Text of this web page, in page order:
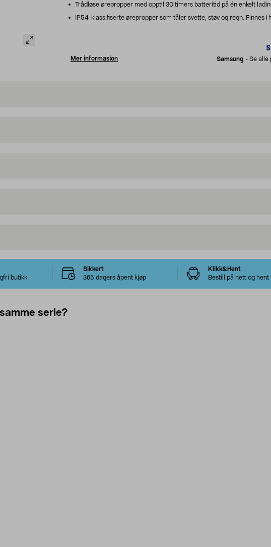
Trådløse ørepropper med opptil 30 timers batteritid på én enkelt
IP54-klassifiserte ørepropper som tåler svette, støv og regn. Finnes i
Mer informasjon Samsung - Se alle
butikk
Sikkert
365 dagers åpent kjøp
Klikk&Hent
Bestill på nett og hent
serie?